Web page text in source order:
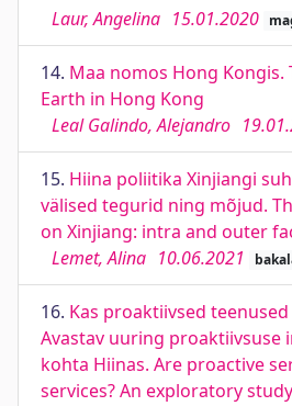
Laur, Angelina 15.01.2020
14. Maa nomos Hong
Earth in Hong Kong
Leal Galindo, Alejandro
15. Hiina poliitika Xinjiangi
välised tegurid ning mõjud.
on Xinjiang: intra and outer
Lemet, Alina 10.06.2021
16. Kas proaktiivsed
Avastav uuring proaktiivsuse
kohta Hiinas. Are proactive
services? An exploratory